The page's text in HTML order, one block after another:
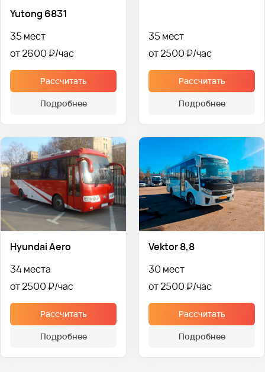
Yutong 6831
35 мест
от 2600 ₽
Рассчитать
Подробнее
35 мест
от 2500 ₽
Рассчитать
Подробнее
Hyundai Aero
34 места
от 2500 ₽
Рассчитать
Подробнее
Vektor 8,8
30 мест
от 2500 ₽
Рассчитать
Подробнее